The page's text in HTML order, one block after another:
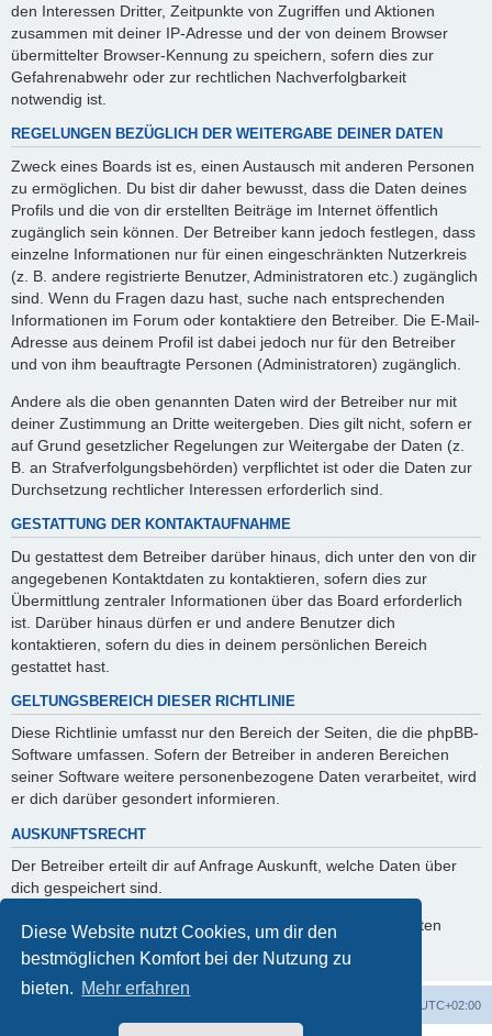
Diese Website nutzt Cookies, um dir den
bestmöglichen Komfort bei der Nutzung zu
bieten. Mehr erfahren
den Interessen Dritter, Zeitpunkte von Zugriffen und Aktionen
zusammen mit deiner IP-Adresse und der von deinem Browser
übermittelter Browser-Kennung zu speichern, sofern dies zur
Gefahrenabwehr oder zur rechtlichen Nachverfolgbarkeit
notwendig ist.
REGELUNGEN BEZÜGLICH DER WEITERGABE DEINER DATEN
Zweck eines Boards ist es, einen Austausch mit anderen Personen
zu ermöglichen. Du bist dir daher bewusst, dass die Daten deines
Profils und die von dir erstellten Beiträge im Internet öffentlich
zugänglich sein können. Der Betreiber kann jedoch festlegen, dass
einzelne Informationen nur für einen eingeschränkten Nutzerkreis
(z. B. andere registrierte Benutzer, Administratoren etc.) zugänglich
sind. Wenn du Fragen dazu hast, suche nach entsprechenden
Informationen im Forum oder kontaktiere den Betreiber. Die E-Mail-
Adresse aus deinem Profil ist dabei jedoch nur für den Betreiber
und von ihm beauftragte Personen (Administratoren) zugänglich.
Andere als die oben genannten Daten wird der Betreiber nur mit
deiner Zustimmung an Dritte weitergeben. Dies gilt nicht, sofern er
auf Grund gesetzlicher Regelungen zur Weitergabe der Daten (z.
B. an Strafverfolgungsbehörden) verpflichtet ist oder die Daten zur
Durchsetzung rechtlicher Interessen erforderlich sind.
GESTATTUNG DER KONTAKTAUFNAHME
Du gestattest dem Betreiber darüber hinaus, dich unter den von dir
angegebenen Kontaktdaten zu kontaktieren, sofern dies zur
Übermittlung zentraler Informationen über das Board erforderlich
ist. Darüber hinaus dürfen er und andere Benutzer dich
kontaktieren, sofern du dies in deinem persönlichen Bereich
gestattet hast.
GELTUNGSBEREICH DIESER RICHTLINIE
Diese Richtlinie umfasst nur den Bereich der Seiten, die die phpBB-
Software umfassen. Sofern der Betreiber in anderen Bereichen
seiner Software weitere personenbezogene Daten verarbeitet, wird
er dich darüber gesondert informieren.
AUSKUNFTSRECHT
Der Betreiber erteilt dir auf Anfrage Auskunft, welche Daten über
dich gespeichert sind.
Du kannst jederzeit die Löschung bzw. Sperrung deiner Daten
verlangen. Kontaktiere hierzu bitte den Betreiber.
UTC+02:00